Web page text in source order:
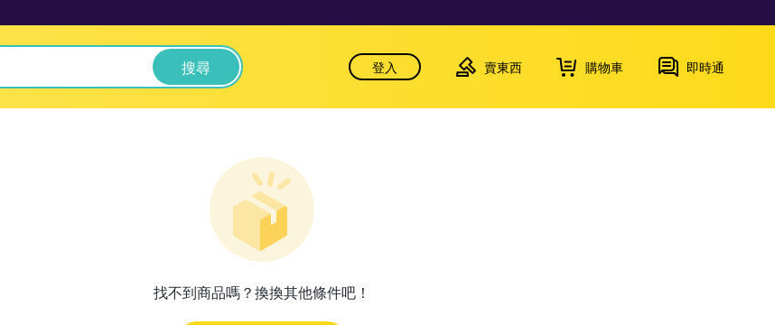
搜尋 登入 賣東西 購物車 即時通
找不到商品嗎？換換其他條件吧！